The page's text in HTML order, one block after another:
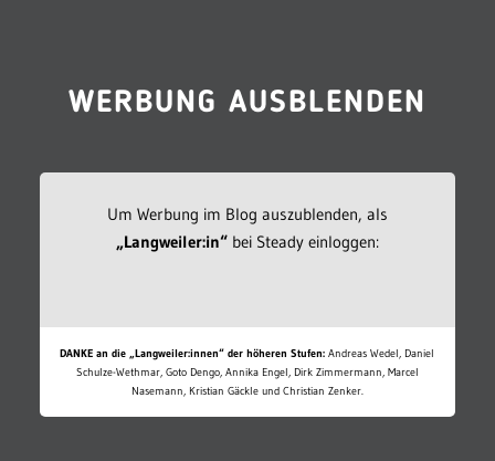
WERBUNG AUSBLENDEN
Um Werbung im Blog auszublenden, als
„Langweiler:in“bei Steady einloggen:
DANKE an die „Langweiler:innen“ der höheren Stufen: Andreas Wedel, Daniel
Schulze-Wethmar, Goto Dengo, Annika Engel, Dirk Zimmermann, Marcel
Nasemann, Kristian Gäckle und Christian Zenker.